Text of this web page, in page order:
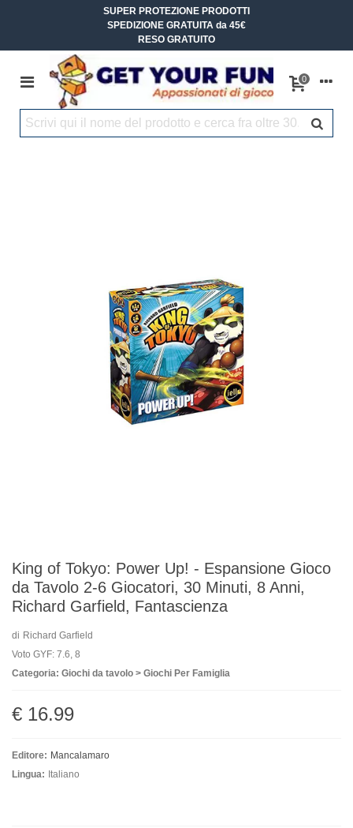
SUPER PROTEZIONE PRODOTTI
SPEDIZIONE GRATUITA da 45€
RESO GRATUITO
0
King of Tokyo: Power Up! - Espansione Gioco
da Tavolo 2-6 Giocatori, 30 Minuti, 8 Anni,
Richard Garfield, Fantascienza
di Richard Garfield
Voto GYF: 7.6, 8
Categoria: Giochi da tavolo > Giochi Per Famiglia
€ 16.99
Editore: Mancalamaro
Lingua: Italiano